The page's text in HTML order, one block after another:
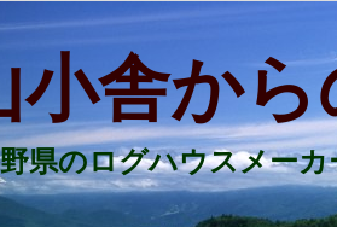
小舎か
県のログハウスメー